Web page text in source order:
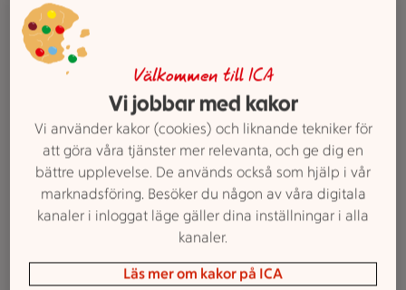
Smörgåsmat
Lönneberga. 90-105 g.Jmfpris 200:00-
233:33/kg. Ord.pris 30:70-31:13 kr.
2 för 42 kr
Lägg i inköpslista
Västerbottensost®
Norrmejerier. 450 g.Jmfpris 197:78/kg.
89:-
Välkommen till ICA
Vi jobbar med kakor
Vi använder kakor (cookies) och liknande tekniker för
att göra våra tjänster mer relevanta, och ge dig en
bättre upplevelse. De används också som hjälp i vår
marknadsföring. Besöker du någon av våra digitala
kanaler i inloggat läge gäller dina inställningar i alla
kanaler.
Läs mer om kakor på ICA